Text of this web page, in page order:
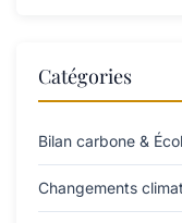
Catégories
Bilan carbone &
Changements